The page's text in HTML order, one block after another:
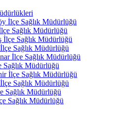
İlçe Sağlık Müdürlüğü
Sağlık Müdürlüğü
İlçe Sağlık Müdürlüğü
Sağlık Müdürlüğü
İlçe Sağlık Müdürlüğü
Sağlık Müdürlüğü
İlçe Sağlık Müdürlüğü
Sağlık Müdürlüğü
Sağlık Müdürlüğü
Sağlık Müdürlüğü